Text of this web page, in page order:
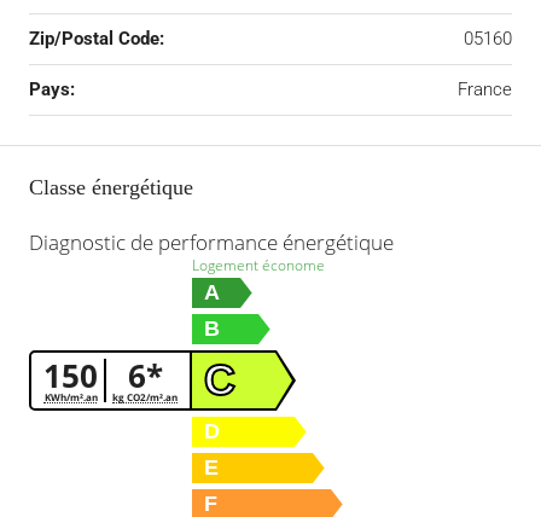
Zip/Postal Code: 05160
Pays: France
Classe énergétique
Diagnostic de performance énergétique
150
KWh/m².an 6*
kg CO2/m².an
Logement économe
A
B
C
D
E
F